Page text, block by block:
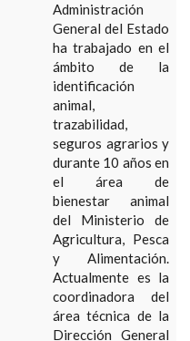
Administración
General del Estado
ha trabajado en el
ámbito de la
identificación
animal,
trazabilidad,
seguros agrarios y
durante 10 años en
el área de
bienestar animal
del Ministerio de
Agricultura, Pesca
y Alimentación.
Actualmente es la
coordinadora del
área técnica de la
Dirección General